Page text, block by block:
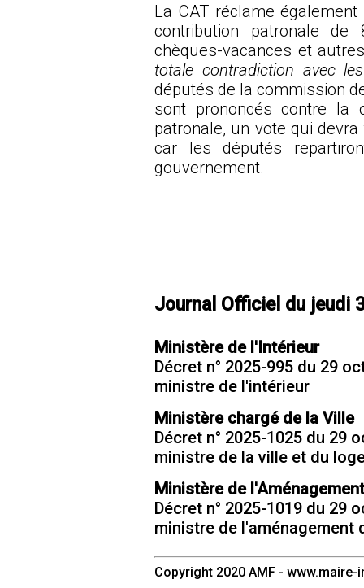
La CAT réclame
contribution patronale
chèques-vacances et
totale contradiction avec
députés de la commission
sont prononcés contre la
patronale, un vote qui
car les députés
gouvernement.
Journal Officiel du jeudi
Ministère de l'Intérieur
Décret n° 2025-995 du 29
ministre de l'intérieur
Ministère chargé de la Ville
Décret n° 2025-1025 du 29
ministre de la ville et du
Ministère de
Décret n° 2025-1019 du 29
ministre de
Copyright 2020 AMF -